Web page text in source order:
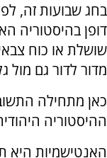
דופן בהיסטוריה
שושלת או כוח
מדור לדור גם מול
כאן מתחילה
ההיסטוריה
האנטישמיות היא